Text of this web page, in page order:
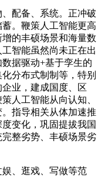
配备、系统。正冲破
。鞭策人工智能更高
的丰硕场景和海量数
智能虽然尚未正在出
据驱动+基于孪生的
分布式制制等，特别
业，建成国度、区
人工智能从向认知、
指导相关从体加速推
变化，巩固提拔我国
整劣势、丰硕场景劣
、逛戏、写做等范